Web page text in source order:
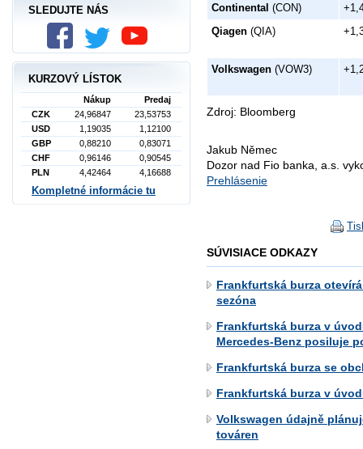
Continental (CON)
Qiagen (QIA)
Volkswagen (VOW3)
Zdroj: Bloomberg
Jakub Němec
Dozor nad Fio banka, a.s.
Prehlásenie
SÚVISIACE ODKAZY
Frankfurtská burza
sezóna
Frankfurtská burza v
Mercedes-Benz posiluje
Frankfurtská burza se
Frankfurtská burza v
Volkswagen údajně
továren
SLEDUJTE NÁS
KURZOVÝ LÍSTOK
Nákup
Predaj
CZK
24,96847
23,53753
USD
1,19035
1,12100
GBP
0,88210
0,83071
CHF
0,96146
0,90545
PLN
4,42464 4,16688
Kompletné informácie tu